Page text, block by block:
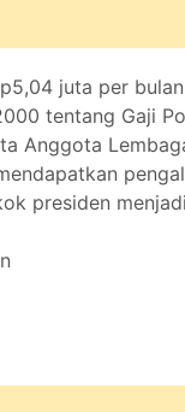
juta per
tentang Gaji
Anggota
presiden